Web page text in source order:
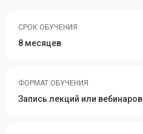
СРОК ОБУЧЕНИЯ
8 месяцев
ФОРМАТ ОБУЧЕНИЯ
Запись лекций или вебинаров